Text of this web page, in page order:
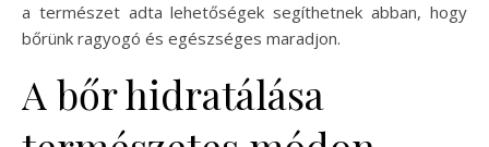
a természet adta lehetőségek segíthetnek abban, hogy
bőrünk ragyogó és egészséges maradjon.
A bőr hidratálása